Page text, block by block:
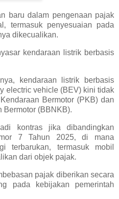
baru dalam pengenaan pajak
termasuk penyesuaian pada
dikecualikan.
kendaraan listrik berbasis
kendaraan listrik berbasis
electric vehicle (BEV) kini tidak
Bermotor (PKB) dan
Bermotor (BBNKB).
kontras jika dibandingkan
7 Tahun 2025, di mana
terbarukan, termasuk mobil
dari objek pajak.
pajak diberikan secara
pada kebijakan pemerintah